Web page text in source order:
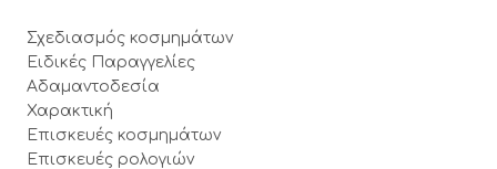
Σχεδιασμός κοσμημάτων
Ειδικές Παραγγελίες
Αδαμαντοδεσία
Χαρακτική
Επισκευές κοσμημάτων
Επισκευές ρολογιών